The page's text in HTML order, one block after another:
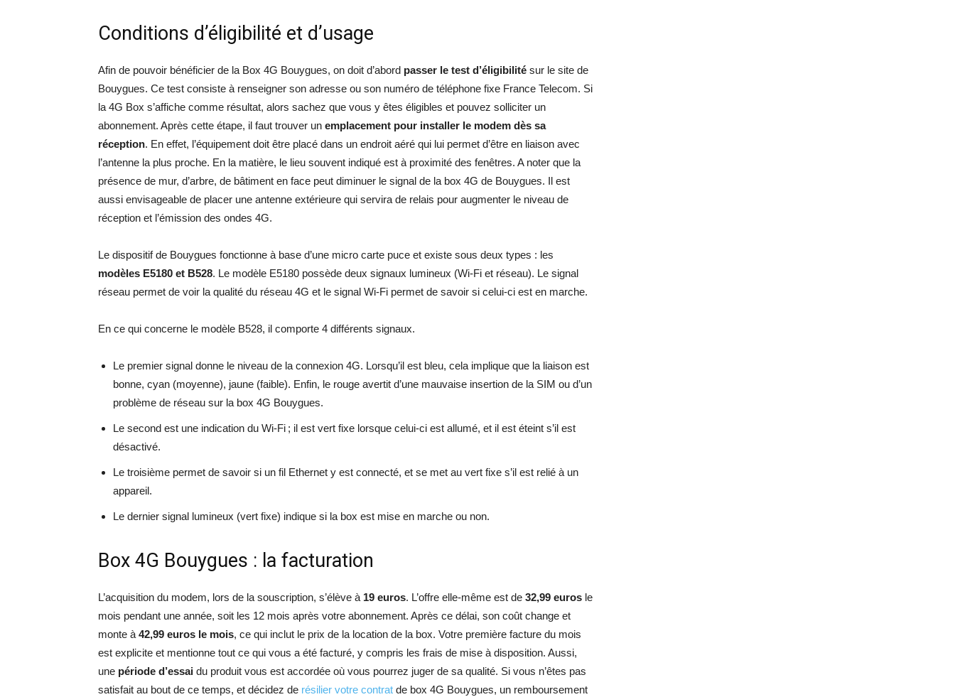
Conditions d’éligibilité et d’usage
Afin de pouvoir bénéficier de la Box 4G Bouygues, on doit d’abord passer le test d’éligibilité sur le site de
Bouygues. Ce test consiste à renseigner son adresse ou son numéro de téléphone fixe France Telecom. Si
la 4G Box s’affiche comme résultat, alors sachez que vous y êtes éligibles et pouvez solliciter un
abonnement. Après cette étape, il faut trouver un emplacement pour installer le modem dès sa
réception. En effet, l’équipement doit être placé dans un endroit aéré qui lui permet d’être en liaison avec
l’antenne la plus proche. En la matière, le lieu souvent indiqué est à proximité des fenêtres. A noter que la
présence de mur, d’arbre, de bâtiment en face peut diminuer le signal de la box 4G de Bouygues. Il est
aussi envisageable de placer une antenne extérieure qui servira de relais pour augmenter le niveau de
réception et l’émission des ondes 4G.
Le dispositif de Bouygues fonctionne à base d’une micro carte puce et existe sous deux types : les
modèles E5180 et B528. Le modèle E5180 possède deux signaux lumineux (Wi-Fi et réseau). Le signal
réseau permet de voir la qualité du réseau 4G et le signal Wi-Fi permet de savoir si celui-ci est en marche.
En ce qui concerne le modèle B528, il comporte 4 différents signaux.
Le premier signal donne le niveau de la connexion 4G. Lorsqu’il est bleu, cela implique que la liaison est
bonne, cyan (moyenne), jaune (faible). Enfin, le rouge avertit d’une mauvaise insertion de la SIM ou d’un
problème de réseau sur la box 4G Bouygues.
Le second est une indication du Wi-Fi ; il est vert fixe lorsque celui-ci est allumé, et il est éteint s’il est
désactivé.
Le troisième permet de savoir si un fil Ethernet y est connecté, et se met au vert fixe s’il est relié à un
appareil.
Le dernier signal lumineux (vert fixe) indique si la box est mise en marche ou non.
Box 4G Bouygues : la facturation
L’acquisition du modem, lors de la souscription, s’élève à 19 euros. L’offre elle-même est de 32,99 euros le
mois pendant une année, soit les 12 mois après votre abonnement. Après ce délai, son coût change et
monte à 42,99 euros le mois, ce qui inclut le prix de la location de la box. Votre première facture du mois
est explicite et mentionne tout ce qui vous a été facturé, y compris les frais de mise à disposition. Aussi,
une période d’essai du produit vous est accordée où vous pourrez juger de sa qualité. Si vous n’êtes pas
satisfait au bout de ce temps, et décidez de résilier votre contrat de box 4G Bouygues, un remboursement